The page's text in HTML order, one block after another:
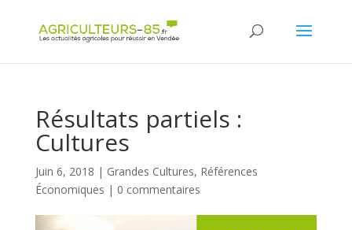
Résultats partiels :
Cultures
Juin 6, 2018 | Grandes Cultures, Références
Économiques | 0 commentaires